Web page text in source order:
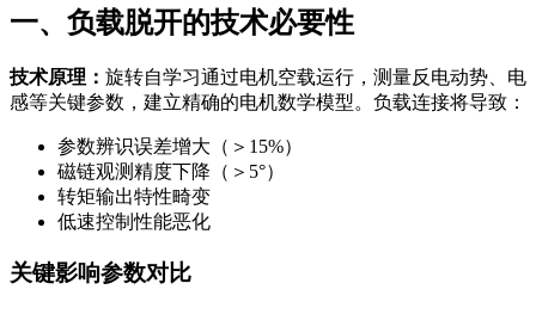
一、负载脱开的技术必要性
技术原理： 旋转自学习通过电机空载运行，测量反电动势、电
感等关键参数，建立精确的电机数学模型。负载连接将导致：
参数辨识误差增大（＞15%）
磁链观测精度下降（＞5°）
转矩输出特性畸变
低速控制性能恶化
关键影响参数对比